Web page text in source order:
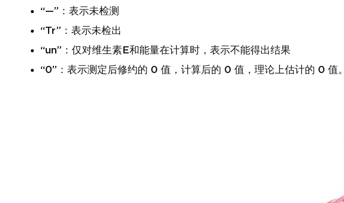
“—”：表示未检测
“Tr”：表示未检出
“un”：仅对维生素E和能量在计算时，表示不能得出结果
“0”：表示测定后修约的 0 值，计算后的 0 值，理论上估计的 0 值。